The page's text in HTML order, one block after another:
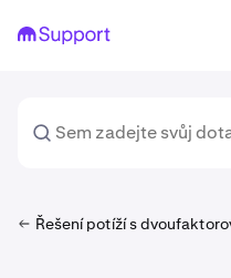
Řešení potíží s